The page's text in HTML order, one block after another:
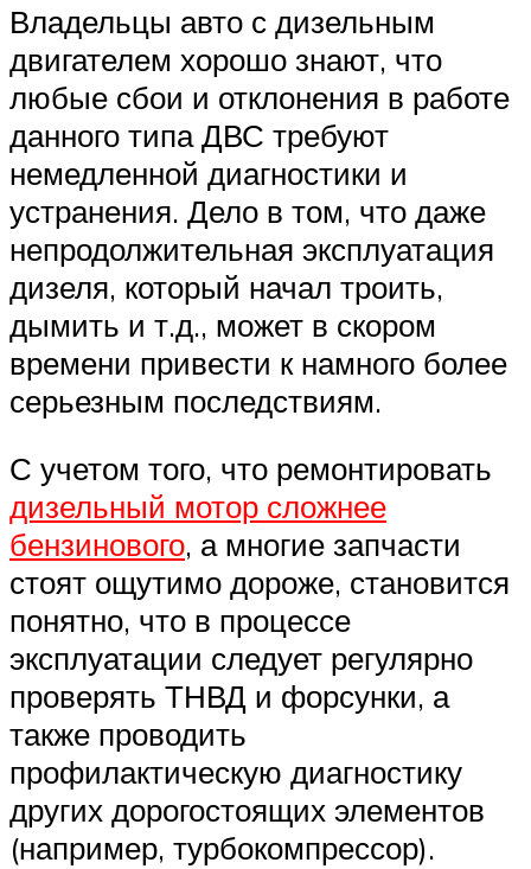
Владельцы авто с дизельным
двигателем хорошо знают, что
любые сбои и отклонения в работе
данного типа ДВС требуют
немедленной диагностики и
устранения. Дело в том, что даже
непродолжительная эксплуатация
дизеля, который начал троить,
дымить и т.д., может в скором
времени привести к намного более
серьезным последствиям.
С учетом того, что ремонтировать
дизельный мотор сложнее
бензинового, а многие запчасти
стоят ощутимо дороже, становится
понятно, что в процессе
эксплуатации следует регулярно
проверять ТНВД и форсунки, а
также проводить
профилактическую диагностику
других дорогостоящих элементов
(например, турбокомпрессор).